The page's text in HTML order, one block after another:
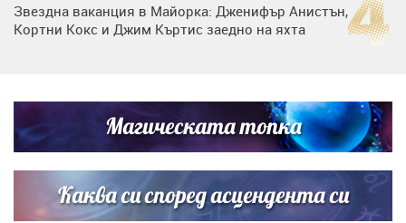
Звездна ваканция в Майорка: Дженифър Анистън,
Кортни Кокс и Джим Къртис заедно на яхта
Братя Аргирови я изненадаха с песен
Дъщерята на Гала - Мари отплава с любимия и двете
си деца на семейна морска приказка
Магическата топка
Каква си според асцендента си